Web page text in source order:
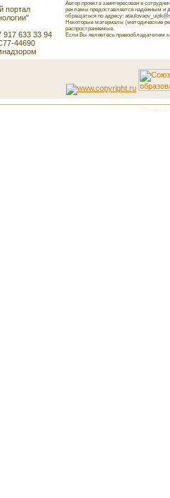
портал
917 633 33 94
44690
Автор проекта заинтересован в
рекламы предоставляется надёжным и
обращаться по адресу:
Некоторые материалы (методические
распространяемые.
Если Вы являетесь правообладателем